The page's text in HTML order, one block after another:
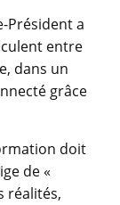
Président a
entre
dans un
grâce
doit
de «
réalités,